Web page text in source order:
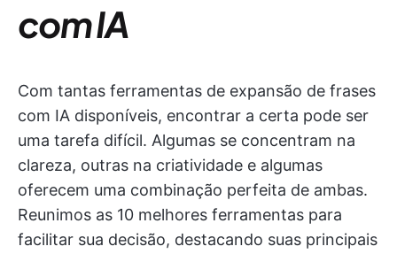
com IA
Com tantas ferramentas de expansão de frases
com IA disponíveis, encontrar a certa pode ser
uma tarefa difícil. Algumas se concentram na
clareza, outras na criatividade e algumas
oferecem uma combinação perfeita de ambas.
Reunimos as 10 melhores ferramentas para
facilitar sua decisão, destacando suas principais